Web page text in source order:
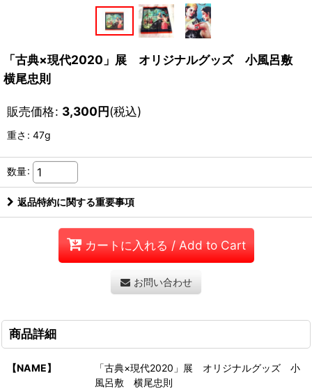
「古典×現代2020」展 オリジナルグッズ 小風呂敷
横尾忠則
販売価格: 3,300円(税込)
重さ : 47g
数量:
返品特約に関する重要事項
カートに入れる / Add to Cart
お問い合わせ
商品詳細
【NAME】
「古典×現代2020」展 オリジナルグッズ 小
風呂敷 横尾忠則